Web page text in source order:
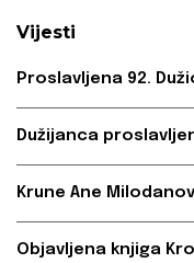
Vijesti
Proslavljena 92.
Dužijanca
Krune Ane
Objavljena knjiga